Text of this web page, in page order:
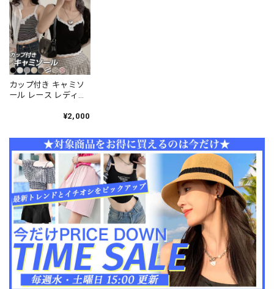
策 デート [LS-
CGT152]
カップ付き キャミソ
ール レース レディー
ミ きれいめ 大人 かわ
ー トップス ショート
丈 フェミニン リブキ
ャミソール 大人可愛
い 大人女子 [LS-
CGT086]
¥2,000